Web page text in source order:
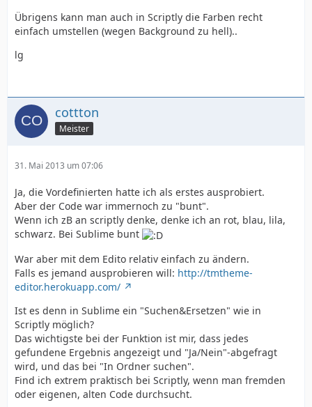
Übrigens kann man auch in Scriptly die Farben recht
einfach umstellen (wegen Background zu hell)..
lg
cottton
Meister
31. Mai 2013 um 07:06
Ja, die Vordefinierten hatte ich als erstes ausprobiert.
Aber der Code war immernoch zu "bunt".
Wenn ich zB an scriptly denke, denke ich an rot, blau, lila,
schwarz. Bei Sublime bunt
War aber mit dem Edito relativ einfach zu ändern.
Falls es jemand ausprobieren will: http://tmtheme-
editor.herokuapp.com/
Ist es denn in Sublime ein "Suchen&Ersetzen" wie in
Scriptly möglich?
Das wichtigste bei der Funktion ist mir, dass jedes
gefundene Ergebnis angezeigt und "Ja/Nein"-abgefragt
wird, und das bei "In Ordner suchen".
Find ich extrem praktisch bei Scriptly, wenn man fremden
oder eigenen, alten Code durchsucht.